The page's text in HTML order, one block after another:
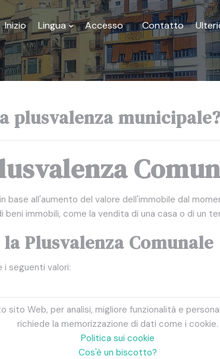
Inizio Lingua Accesso Contatto
plusvalenza municipale?
base all'aumento del valore dell'immobile dal
immobili, come la vendita di una casa o di un
Plusvalenza Comunale
i seguenti valori:
tabelle aggiornate dal Comune di Girona.
catastale del terrenoe dell'indice di
Agenzia delle Entrateo sulla bolletta dell'IBI
sito Web, per analisi, migliore funzionalità e
richiede la memorizzazione di dati come i cookie.
Politica sui cookie
Cos'è un biscotto?